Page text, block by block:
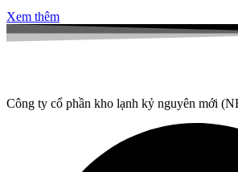
Xem thêm
Công ty cổ phần kho lạnh kỷ nguyên mới